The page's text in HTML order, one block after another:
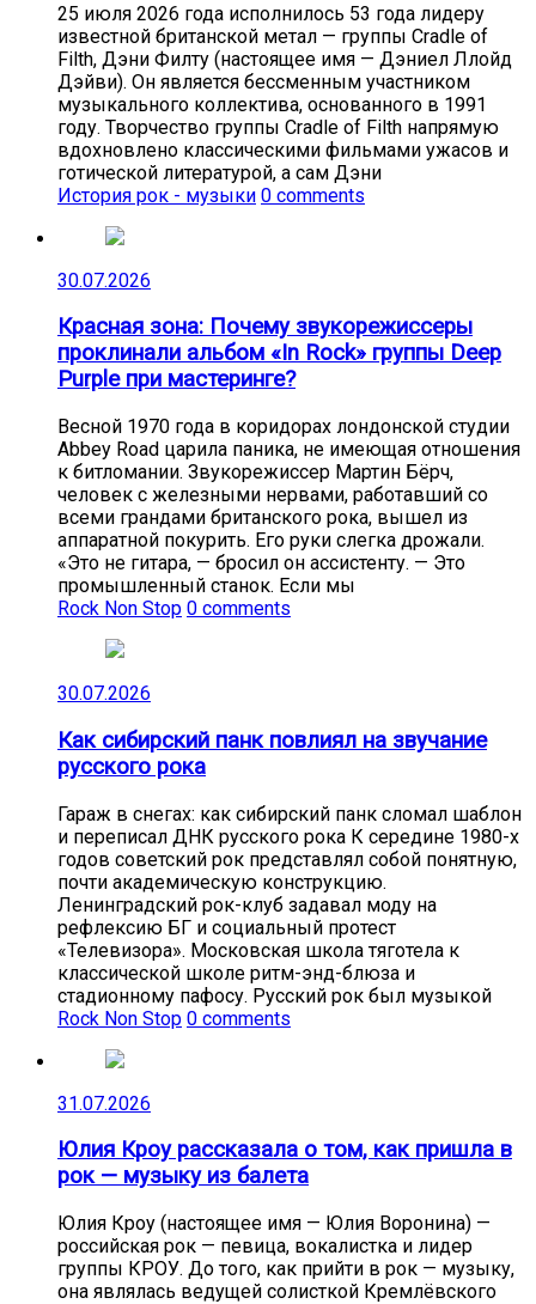
25 июля 2026 года исполнилось 53 года лидеру
известной британской метал — группы Cradle of
Filth, Дэни Филту (настоящее имя — Дэниел Ллойд
Дэйви). Он является бессменным участником
музыкального коллектива, основанного в 1991
году. Творчество группы Cradle of Filth напрямую
вдохновлено классическими фильмами ужасов и
готической литературой, а сам Дэни
История рок - музыки 0 comments
30.07.2026
Красная зона: Почему звукорежиссеры
проклинали альбом «In Rock» группы Deep
Purple при мастеринге?
Весной 1970 года в коридорах лондонской студии
Abbey Road царила паника, не имеющая отношения
к битломании. Звукорежиссер Мартин Бёрч,
человек с железными нервами, работавший со
всеми грандами британского рока, вышел из
аппаратной покурить. Его руки слегка дрожали.
«Это не гитара, — бросил он ассистенту. — Это
промышленный станок. Если мы
Rock Non Stop 0 comments
30.07.2026
Как сибирский панк повлиял на звучание
русского рока
Гараж в снегах: как сибирский панк сломал шаблон
и переписал ДНК русского рока К середине 1980-х
годов советский рок представлял собой понятную,
почти академическую конструкцию.
Ленинградский рок-клуб задавал моду на
рефлексию БГ и социальный протест
«Телевизора». Московская школа тяготела к
классической школе ритм-энд-блюза и
стадионному пафосу. Русский рок был музыкой
Rock Non Stop 0 comments
31.07.2026
Юлия Кроу рассказала о том, как пришла в
рок — музыку из балета
Юлия Кроу (настоящее имя — Юлия Воронина) —
российская рок — певица, вокалистка и лидер
группы КРОУ. До того, как прийти в рок — музыку,
она являлась ведущей солисткой Кремлёвского